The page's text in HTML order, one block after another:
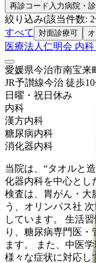
再診コード入力病院・
絞り込み(該当件数: 2
すべて
対面診療可
医療法人仁明会 内
愛媛県今治市南宝来
JR予讃線今治 徒歩10
日曜・祝日 休み
内科
漢方内科
糖尿病内科
消化器内科
当院は、“タオルと
化器内科を中心とし
検査は、胃がん・大
う、オリンパス社
しています。 生活
り、糖尿病専門医
ます。 また、中医
様々な症状に対応し